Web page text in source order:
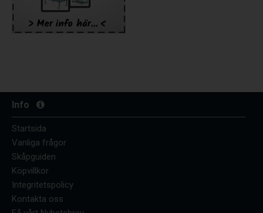
Info
Startsida
Vanliga frågor
Skåpguiden
Köpvillkor
Integritetspolicy
Kontakta oss